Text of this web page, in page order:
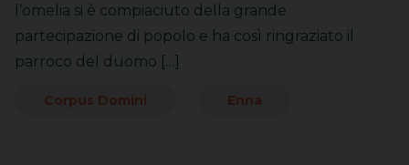
l’omelia si è compiaciuto della grande
partecipazione di popolo e ha così ringraziato il
parroco del duomo […]
Corpus Domini Enna